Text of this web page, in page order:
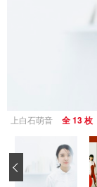
上白石萌音 全 13 枚
‹